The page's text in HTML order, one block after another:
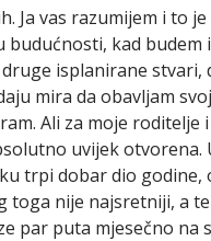
Ja vas razumijem i to
budućnosti, kad budem
isplanirane stvari,
mira da obavljam
Ali za moje roditelje
uvijek otvorena.
trpi dobar dio godine,
toga nije najsretniji, a
par puta mjesečno na